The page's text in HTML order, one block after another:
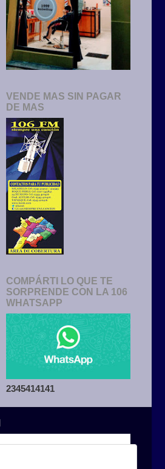
VENDE MAS SIN PAGAR
DE MAS
COMPÁRTI LO QUE TE
SORPRENDE CON LA 106
WHATSAPP
2345414141